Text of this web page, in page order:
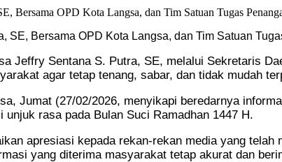
SE, Bersama OPD Kota Langsa, dan Tim Satuan
Jeffry Sentana S. Putra, SE, melalui Sekretaris
agar tetap tenang, sabar, dan tidak mudah
Jumat (27/02/2026, menyikapi beredarnya
rasa pada Bulan Suci Ramadhan 1447 H.
apresiasi kepada rekan-rekan media yang
yang diterima masyarakat tetap akurat dan